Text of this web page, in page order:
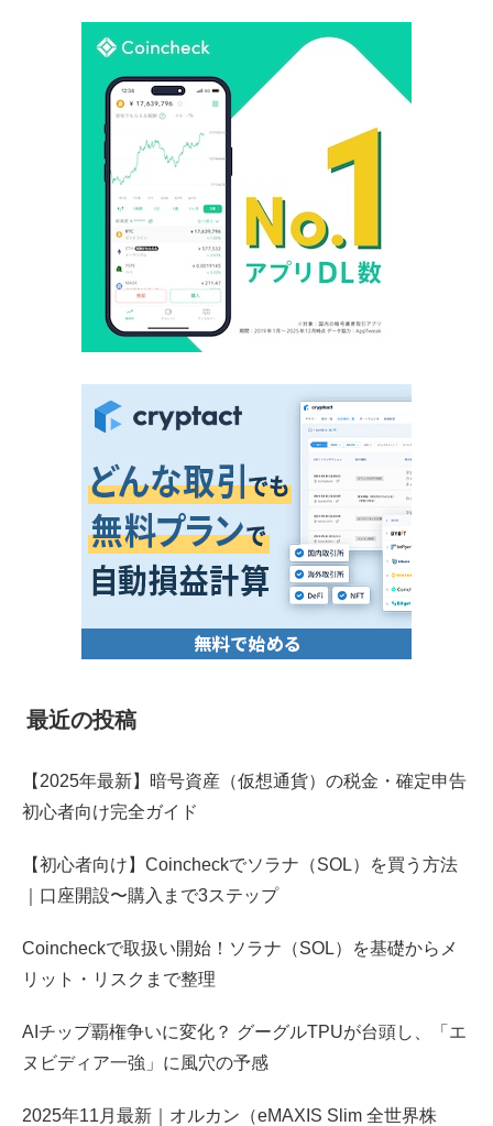
最近の投稿
【2025年最新】暗号資産（仮想通貨）の税金・確定申告
初心者向け完全ガイド
【初心者向け】Coincheckでソラナ（SOL）を買う方法
｜口座開設〜購入まで3ステップ
Coincheckで取扱い開始！ソラナ（SOL）を基礎からメ
リット・リスクまで整理
AIチップ覇権争いに変化？ グーグルTPUが台頭し、「エ
ヌビディア一強」に風穴の予感
2025年11月最新｜オルカン（eMAXIS Slim 全世界株